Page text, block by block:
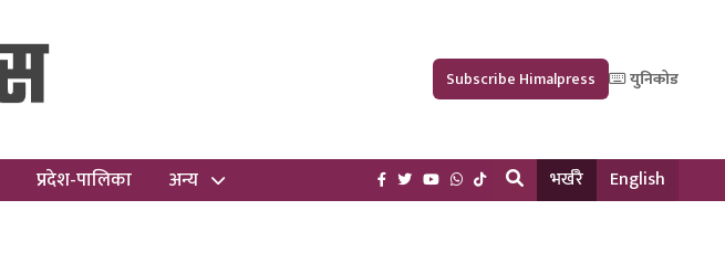
Subscribe Himalpress युनिकोड
प्रदेश-पालिका अन्य भर्खरै English